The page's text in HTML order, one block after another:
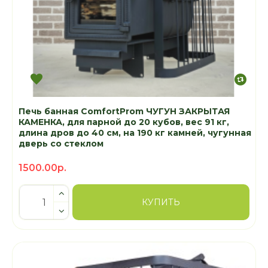
Печь банная ComfortProm ЧУГУН ЗАКРЫТАЯ
КАМЕНКА, для парной до 20 кубов, вес 91 кг,
длина дров до 40 см, на 190 кг камней, чугунная
дверь со стеклом
1500.00р.
КУПИТЬ